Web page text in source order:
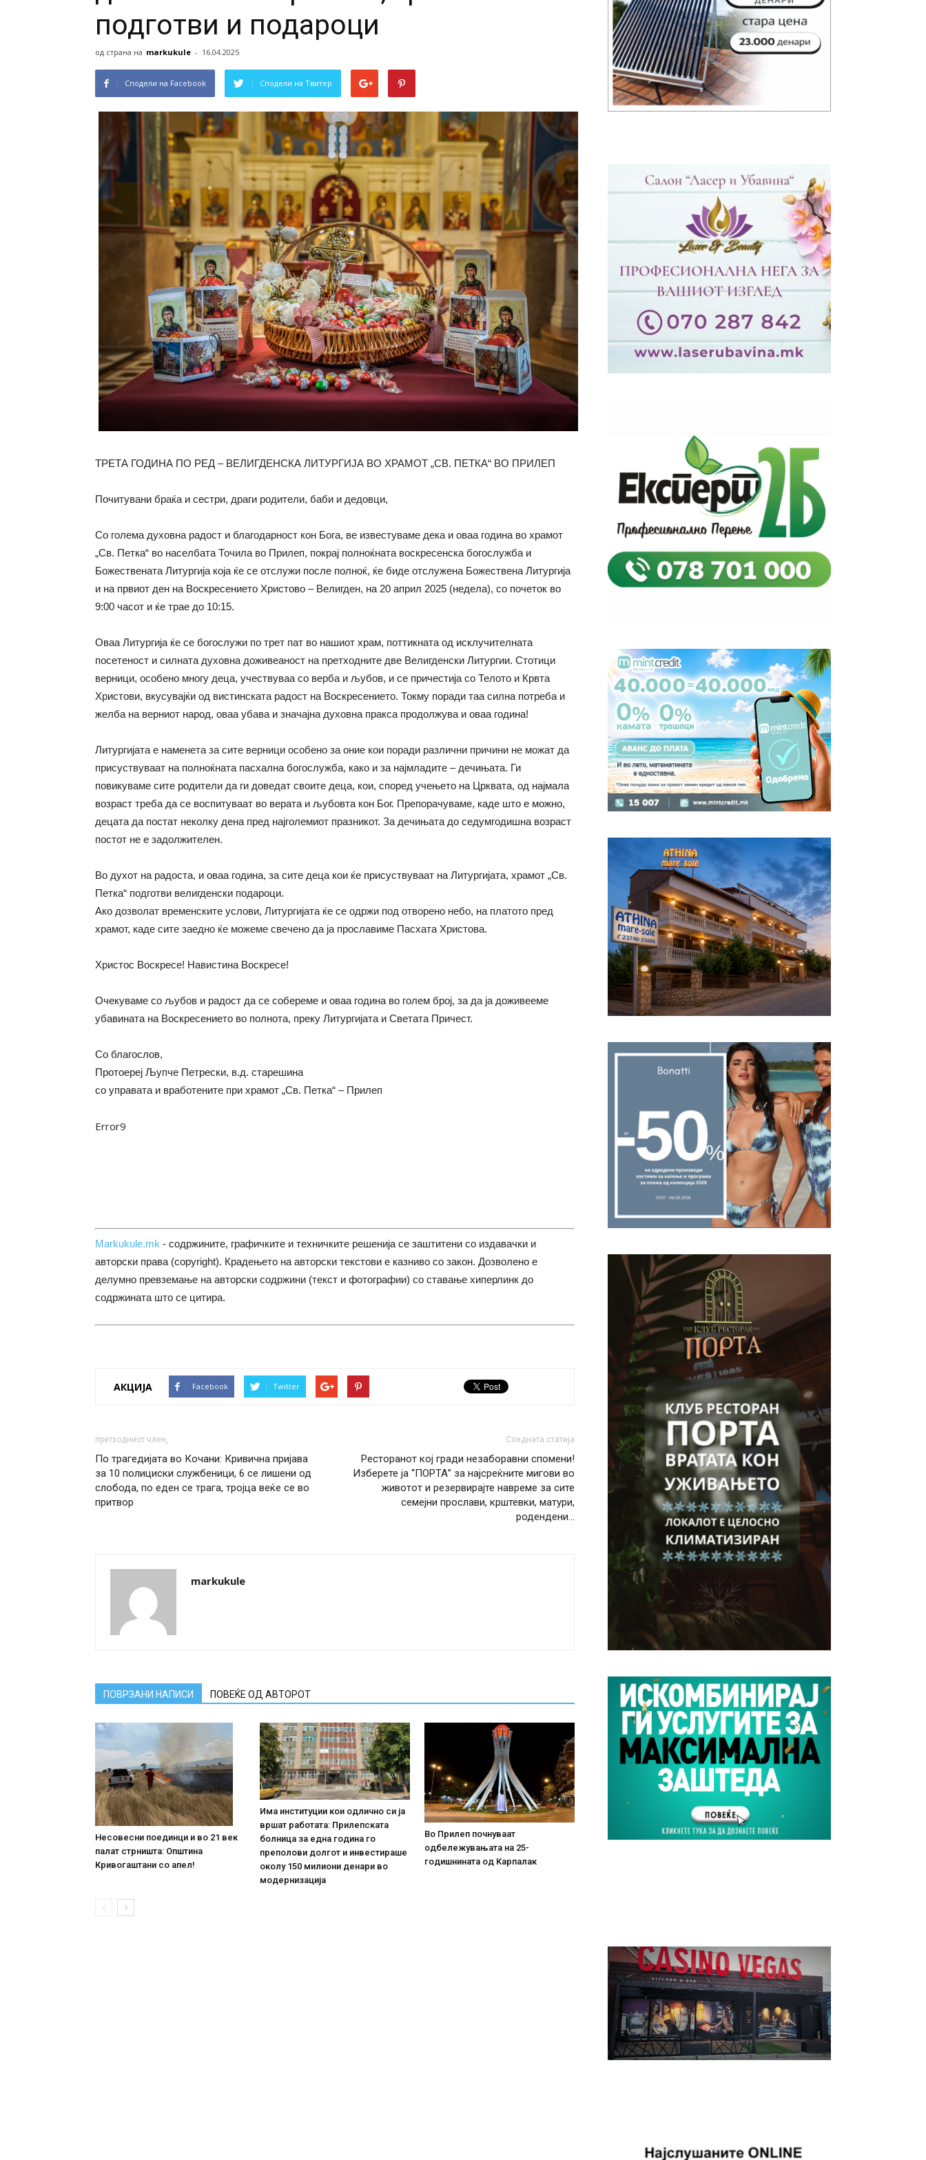
подготви и подароци
од страна на markukule - 16.04.2025
Сподели на Facebook Сподели на Твитер
ТРЕТА ГОДИНА ПО РЕД – ВЕЛИГДЕНСКА ЛИТУРГИЈА ВО ХРАМОТ „СВ. ПЕТКА“ ВО ПРИЛЕП
Почитувани браќа и сестри, драги родители, баби и дедовци,
Со голема духовна радост и благодарност кон Бога, ве известуваме дека и оваа година во храмот
„Св. Петка“ во населбата Точила во Прилеп, покрај полноќната воскресенска богослужба и
Божествената Литургија која ќе се отслужи после полноќ, ќе биде отслужена Божествена Литургија
и на првиот ден на Воскресението Христово – Велигден, на 20 април 2025 (недела), со почеток во
9:00 часот и ќе трае до 10:15.
Оваа Литургија ќе се богослужи по трет пат во нашиот храм, поттикната од исклучителната
посетеност и силната духовна доживеаност на претходните две Велигденски Литургии. Стотици
верници, особено многу деца, учествуваа со верба и љубов, и се причестија со Телото и Крвта
Христови, вкусувајќи од вистинската радост на Воскресението. Токму поради таа силна потреба и
желба на верниот народ, оваа убава и значајна духовна пракса продолжува и оваа година!
Литургијата е наменета за сите верници особено за оние кои поради различни причини не можат да
присуствуваат на полноќната пасхална богослужба, како и за најмладите – дечињата. Ги
повикуваме сите родители да ги доведат своите деца, кои, според учењето на Црквата, од најмала
возраст треба да се воспитуваат во верата и љубовта кон Бог. Препорачуваме, каде што е можно,
децата да постат неколку дена пред најголемиот празникот. За дечињата до седумгодишна возраст
постот не е задолжителен.
Во духот на радоста, и оваа година, за сите деца кои ќе присуствуваат на Литургијата, храмот „Св.
Петка“ подготви велигденски подароци.
Ако дозволат временските услови, Литургијата ќе се одржи под отворено небо, на платото пред
храмот, каде сите заедно ќе можеме свечено да ја прославиме Пасхата Христова.
Христос Воскресе! Навистина Воскресе!
Очекуваме со љубов и радост да се собереме и оваа година во голем број, за да ја доживееме
убавината на Воскресението во полнота, преку Литургијата и Светата Причест.
Со благослов,
Протоереј Љупче Петрески, в.д. старешина
со управата и вработените при храмот „Св. Петка“ – Прилеп
Error9
Markukule.mk - содржините, графичките и техничките решенија се заштитени со издавачки и
авторски права (copyright). Крадењето на авторски текстови е казниво со закон. Дозволено е
делумно превземање на авторски содржини (текст и фотографии) со ставање хиперлинк до
содржината што се цитира.
АКЦИЈА Facebook Twitter
претходниот член,
По трагедијата во Кочани: Кривична пријава
за 10 полициски службеници, 6 се лишени од
слобода, по еден се трага, тројца веќе се во
притвор
Следната статија
Ресторанот кој гради незаборавни спомени!
Изберете ја “ПОРТА” за најсреќните мигови во
животот и резервирајте навреме за сите
семејни прослави, крштевки, матури,
родендени…
markukule
ПОВРЗАНИ НАПИСИ ПОВЕЌЕ ОД АВТОРОТ
Несовесни поединци и во 21 век
палат стрништа: Општина
Кривогаштани со апел!
Има институции кои одлично си ја
вршат работата: Прилепската
болница за една година го
преполови долгот и инвестираше
околу 150 милиони денари во
модернизација
Во Прилеп почнуваат
одбележувањата на 25-
годишнината од Карпалак